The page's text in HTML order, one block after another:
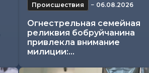
Происшествия − 06.08.2026
Огнестрельная семейная
реликвия бобруйчанина
привлекла внимание
милиции:...